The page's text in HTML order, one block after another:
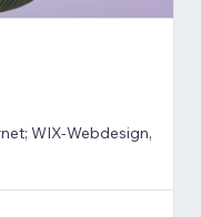
WIX-Webdesign,